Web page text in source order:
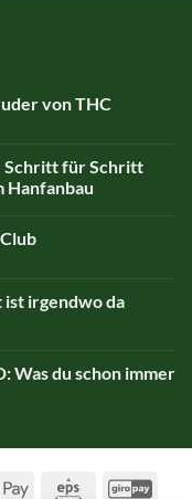
von THC
Schritt für Schritt
Hanfanbau
irgendwo da
Was du schon immer